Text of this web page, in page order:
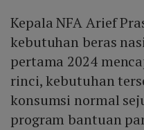
Kepala NFA Arief
kebutuhan beras
pertama 2024
rinci, kebutuhan
konsumsi normal
program bantuan